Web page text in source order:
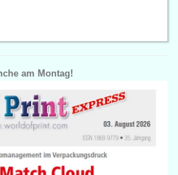
am Montag!